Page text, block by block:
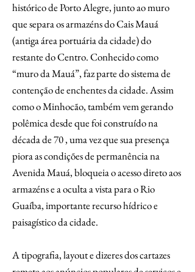
histórico de Porto Alegre, junto ao muro
que separa os armazéns do Cais Mauá
(antiga área portuária da cidade) do
restante do Centro. Conhecido como
“muro da Mauá”, faz parte do sistema de
contenção de enchentes da cidade. Assim
como o Minhocão, também vem gerando
polêmica desde que foi construído na
década de 70 , uma vez que sua presença
piora as condições de permanência na
Avenida Mauá, bloqueia o acesso direto aos
armazéns e a oculta a vista para o Rio
Guaíba, importante recurso hídrico e
paisagístico da cidade.
A tipografia, layout e dizeres dos cartazes